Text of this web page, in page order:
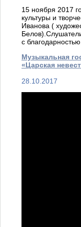
15 ноября 2017
культуры и
Иванова (
с
Музыкальная
«Царская
28.10.2017